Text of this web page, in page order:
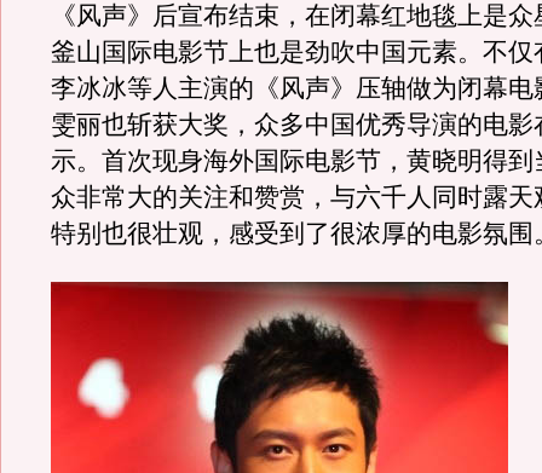
《风声》后宣布结束，在闭幕红地毯上是
釜山国际电影节上也是劲吹中国元素。不仅
李冰冰等人主演的《风声》压轴做为闭幕电
雯丽也斩获大奖，众多中国优秀导演的电影
示。首次现身海外国际电影节，黄晓明得到
众非常大的关注和赞赏，与六千人同时露天
特别也很壮观，感受到了很浓厚的电影氛围